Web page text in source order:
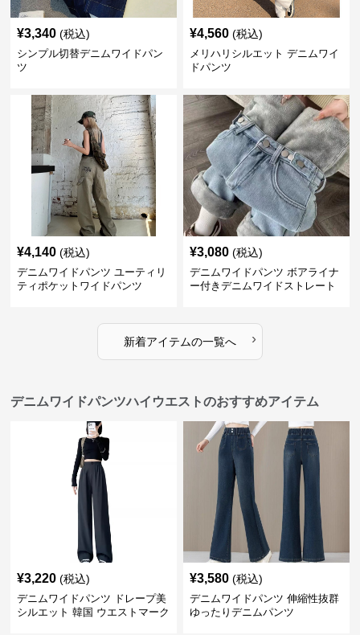
¥3,340 (税込)
シンプル切替デニムワイドパン
ツ
¥4,560 (税込)
メリハリシルエット デニムワイ
ドパンツ
¥4,140 (税込)
デニムワイドパンツ ユーティリ
ティポケットワイドパンツ
¥3,080 (税込)
デニムワイドパンツ ボアライナ
ー付きデニムワイドストレート
新着アイテムの一覧へ ›
デニムワイドパンツハイウエストのおすすめアイテム
¥3,220 (税込)
デニムワイドパンツ ドレープ美
シルエット 韓国 ウエストマーク
¥3,580 (税込)
デニムワイドパンツ 伸縮性抜群
ゆったりデニムパンツ